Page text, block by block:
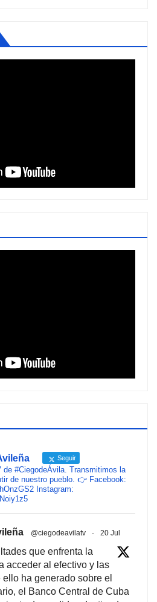
Seguir
de #CiegodeÁvila. Transmitimos la
de nuestro pueblo. 👉 Facebook:
Instagram:
@ciegodeavilatv · 20 Jul
que enfrenta la
acceder al efectivo y las
ha generado sobre el
el Banco Central de Cuba